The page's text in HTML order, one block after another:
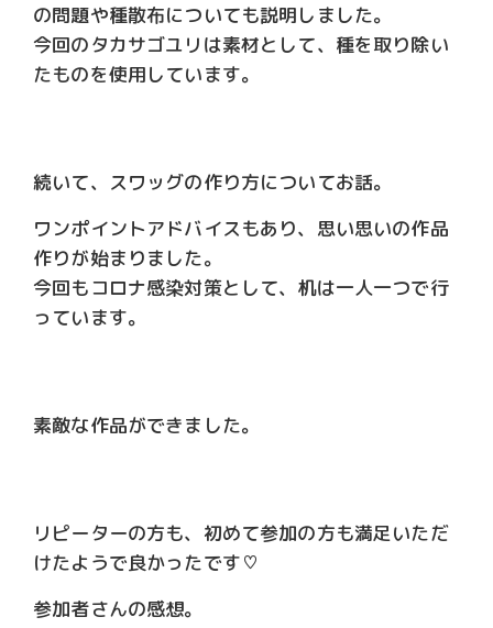
の問題や種散布についても説明しました。
今回のタカサゴユリは素材として、種を取り除い
たものを使用しています。
続いて、スワッグの作り方についてお話。
ワンポイントアドバイスもあり、思い思いの作品
作りが始まりました。
今回もコロナ感染対策として、机は一人一つで行
っています。
素敵な作品ができました。
リピーターの方も、初めて参加の方も満足いただ
けたようで良かったです♡
参加者さんの感想。